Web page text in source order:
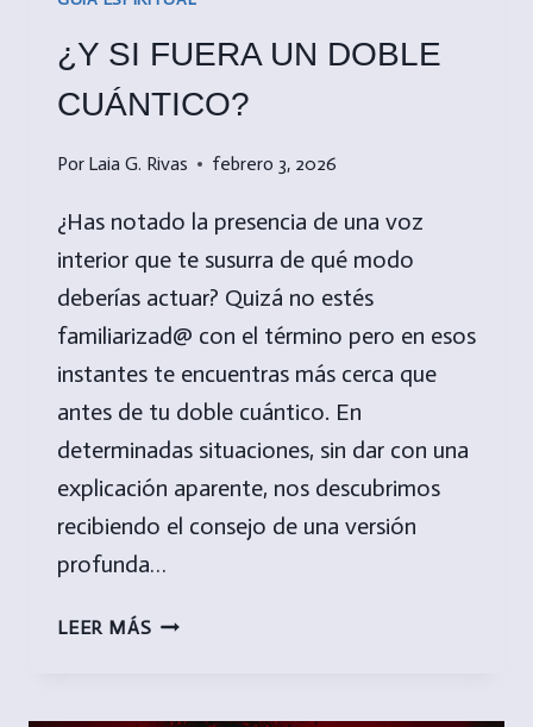
¿Y SI FUERA UN DOBLE
CUÁNTICO?
Por Laia G. Rivas febrero 3, 2026
¿Has notado la presencia de una voz
interior que te susurra de qué modo
deberías actuar? Quizá no estés
familiarizad@ con el término pero en esos
instantes te encuentras más cerca que
antes de tu doble cuántico. En
determinadas situaciones, sin dar con una
explicación aparente, nos descubrimos
recibiendo el consejo de una versión
profunda…
LEER MÁS ¿Y